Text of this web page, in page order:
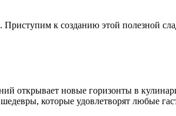
к созданию этой полезной
открывает новые горизонты в
которые удовлетворят любые